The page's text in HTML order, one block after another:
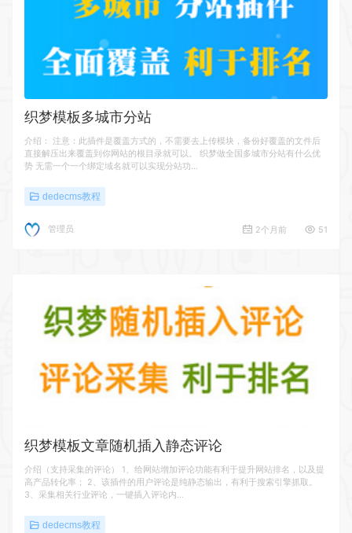
织梦模板多城市分站
介绍： 注意：此插件是覆盖方式的，不需要去上传模块，备份好覆盖的文件后
直接解压出来覆盖到你网站的根目录就可以。 织梦做全国多城市分站有什么优
势 无需一个一个绑定域名就可以实现分站功…
dedecms教程
管理员 2个月前 51
织梦模板文章随机插入静态评论
介绍（支持采集的评论） 1、给网站增加评论功能有利于提升网站排名，以及提
高产品转化率； 2、该插件的用户评论是纯静态输出，有利于搜索引擎抓取。
3、采集相关行业评论，一键插入评论内…
dedecms教程